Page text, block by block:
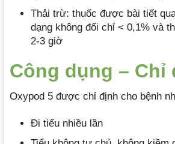
Thải trừ: thuốc được bài tiết
dạng không đổi chỉ < 0,1% và
2-3 giờ
Công dụng – Chỉ
Oxypod 5 được chỉ định cho bệnh
Đi tiểu nhiều lần